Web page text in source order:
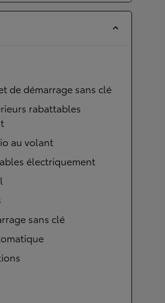
de démarrage sans clé
rabattables
au volant
électriquement
sans clé